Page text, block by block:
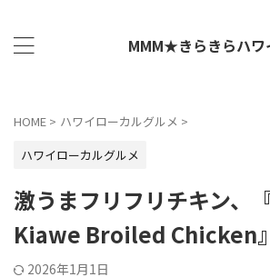
MMM★きらきらハワ
HOME > ハワイローカルグルメ >
ハワイローカルグルメ
激うまフリフリチキン、
Kiawe Broiled Chicken』
2026年1月1日